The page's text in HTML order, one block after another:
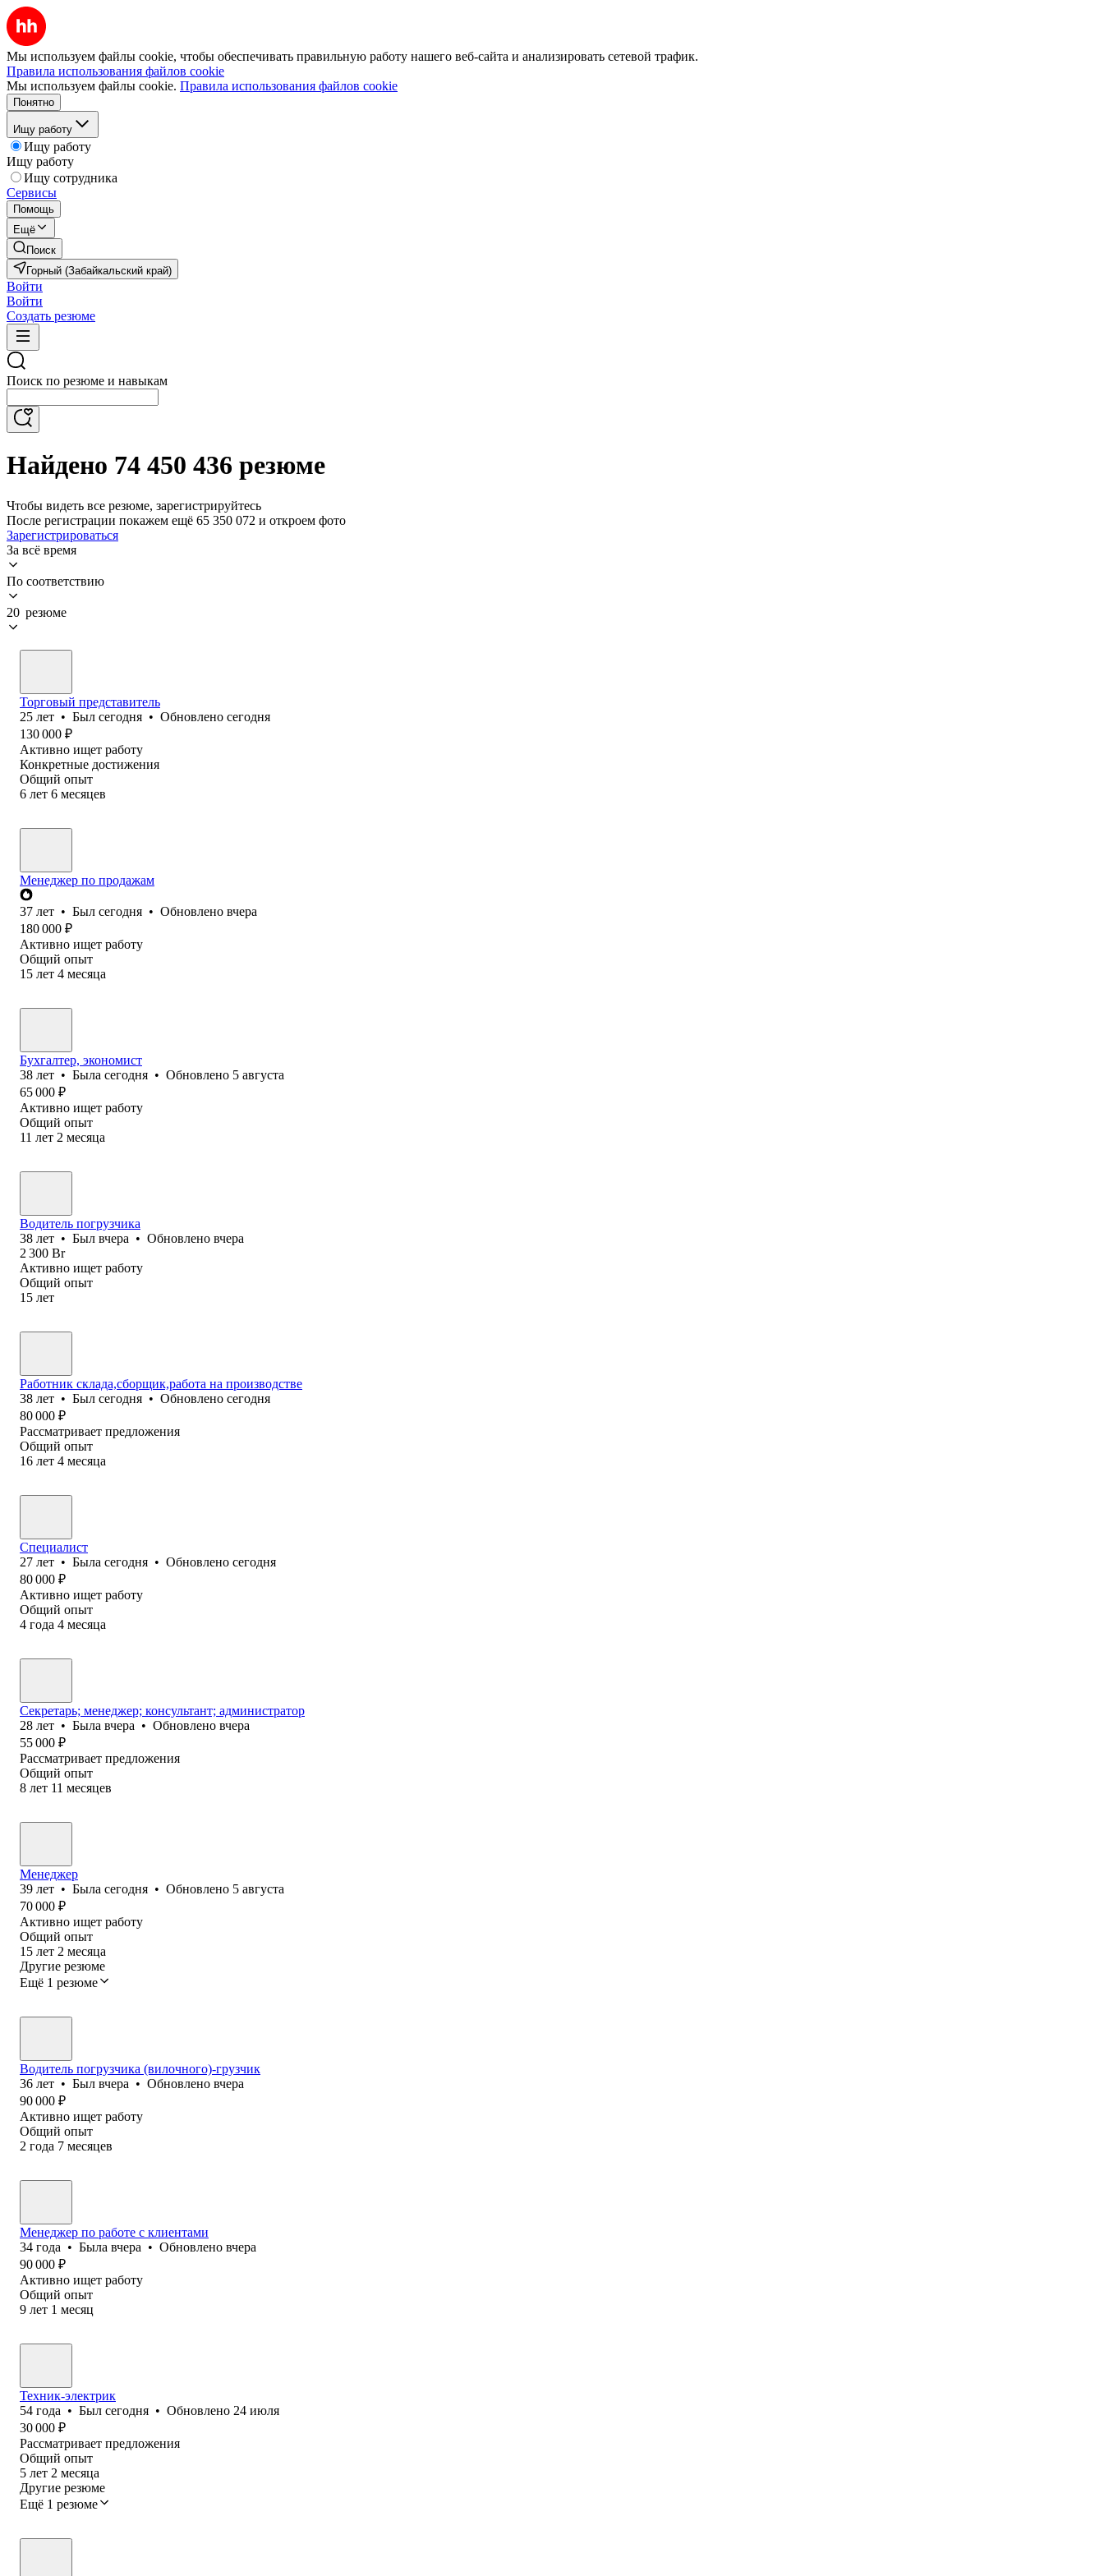
Мы используем файлы cookie, чтобы обеспечивать правильную работу нашего веб-сайта и анализировать сетевой трафик.
Правила использования файлов cookie
Мы используем файлы cookie. Правила использования файлов cookie
Понятно
Ищу работу
Ищу работу
Ищу работу
Ищу сотрудника
Сервисы
Помощь
Ещё
Поиск
Горный (Забайкальский край)
Войти
Войти
Создать резюме
Поиск по резюме и навыкам
Найдено 74 450 436 резюме
Чтобы видеть все резюме, зарегистрируйтесь
После регистрации покажем ещё 65 350 072 и откроем фото
Зарегистрироваться
За всё время
По соответствию
20 резюме
Торговый представитель
25 лет • Был сегодня • Обновлено сегодня
130 000 ₽
Активно ищет работу
Конкретные достижения
Общий опыт
6 лет 6 месяцев
Менеджер по продажам
37 лет • Был сегодня • Обновлено вчера
180 000 ₽
Активно ищет работу
Общий опыт
15 лет 4 месяца
Бухгалтер, экономист
38 лет • Была сегодня • Обновлено 5 августа
65 000 ₽
Активно ищет работу
Общий опыт
11 лет 2 месяца
Водитель погрузчика
38 лет • Был вчера • Обновлено вчера
2 300 Br
Активно ищет работу
Общий опыт
15 лет
Работник склада,сборщик,работа на производстве
38 лет • Был сегодня • Обновлено сегодня
80 000 ₽
Рассматривает предложения
Общий опыт
16 лет 4 месяца
Специалист
27 лет • Была сегодня • Обновлено сегодня
80 000 ₽
Активно ищет работу
Общий опыт
4 года 4 месяца
Секретарь; менеджер; консультант; администратор
28 лет • Была вчера • Обновлено вчера
55 000 ₽
Рассматривает предложения
Общий опыт
8 лет 11 месяцев
Менеджер
39 лет • Была сегодня • Обновлено 5 августа
70 000 ₽
Активно ищет работу
Общий опыт
15 лет 2 месяца
Другие резюме
Ещё 1 резюме
Водитель погрузчика (вилочного)-грузчик
36 лет • Был вчера • Обновлено вчера
90 000 ₽
Активно ищет работу
Общий опыт
2 года 7 месяцев
Менеджер по работе с клиентами
34 года • Была вчера • Обновлено вчера
90 000 ₽
Активно ищет работу
Общий опыт
9 лет 1 месяц
Техник-электрик
54 года • Был сегодня • Обновлено 24 июля
30 000 ₽
Рассматривает предложения
Общий опыт
5 лет 2 месяца
Другие резюме
Ещё 1 резюме